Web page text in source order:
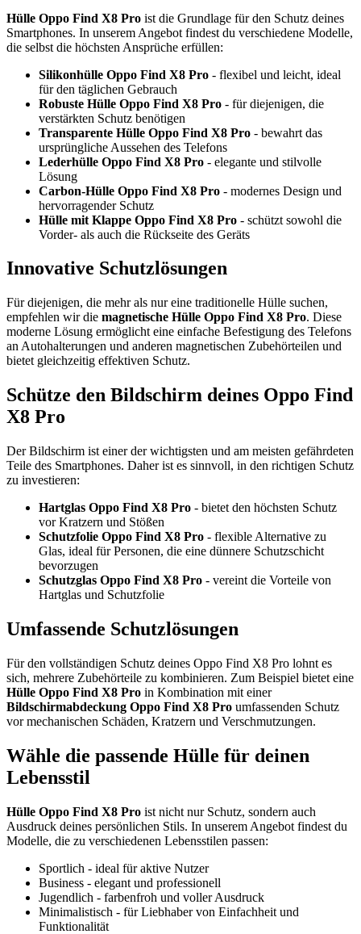
Hülle Oppo Find X8 Pro ist die Grundlage für den Schutz deines
Smartphones. In unserem Angebot findest du verschiedene Modelle,
die selbst die höchsten Ansprüche erfüllen:
Silikonhülle Oppo Find X8 Pro - flexibel und leicht, ideal
für den täglichen Gebrauch
Robuste Hülle Oppo Find X8 Pro - für diejenigen, die
verstärkten Schutz benötigen
Transparente Hülle Oppo Find X8 Pro - bewahrt das
ursprüngliche Aussehen des Telefons
Lederhülle Oppo Find X8 Pro - elegante und stilvolle
Lösung
Carbon-Hülle Oppo Find X8 Pro - modernes Design und
hervorragender Schutz
Hülle mit Klappe Oppo Find X8 Pro - schützt sowohl die
Vorder- als auch die Rückseite des Geräts
Innovative Schutzlösungen
Für diejenigen, die mehr als nur eine traditionelle Hülle suchen,
empfehlen wir die magnetische Hülle Oppo Find X8 Pro. Diese
moderne Lösung ermöglicht eine einfache Befestigung des Telefons
an Autohalterungen und anderen magnetischen Zubehörteilen und
bietet gleichzeitig effektiven Schutz.
Schütze den Bildschirm deines Oppo Find
X8 Pro
Der Bildschirm ist einer der wichtigsten und am meisten gefährdeten
Teile des Smartphones. Daher ist es sinnvoll, in den richtigen Schutz
zu investieren:
Hartglas Oppo Find X8 Pro - bietet den höchsten Schutz
vor Kratzern und Stößen
Schutzfolie Oppo Find X8 Pro - flexible Alternative zu
Glas, ideal für Personen, die eine dünnere Schutzschicht
bevorzugen
Schutzglas Oppo Find X8 Pro - vereint die Vorteile von
Hartglas und Schutzfolie
Umfassende Schutzlösungen
Für den vollständigen Schutz deines Oppo Find X8 Pro lohnt es
sich, mehrere Zubehörteile zu kombinieren. Zum Beispiel bietet eine
Hülle Oppo Find X8 Pro in Kombination mit einer
Bildschirmabdeckung Oppo Find X8 Pro umfassenden Schutz
vor mechanischen Schäden, Kratzern und Verschmutzungen.
Wähle die passende Hülle für deinen
Lebensstil
Hülle Oppo Find X8 Pro ist nicht nur Schutz, sondern auch
Ausdruck deines persönlichen Stils. In unserem Angebot findest du
Modelle, die zu verschiedenen Lebensstilen passen:
Sportlich - ideal für aktive Nutzer
Business - elegant und professionell
Jugendlich - farbenfroh und voller Ausdruck
Minimalistisch - für Liebhaber von Einfachheit und
Funktionalität